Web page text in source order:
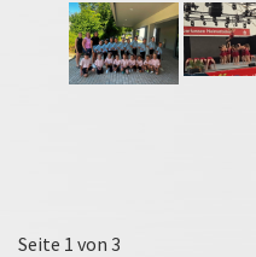
Seite 1 von 3